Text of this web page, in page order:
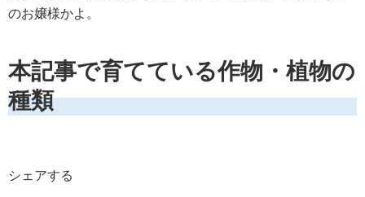
のお嬢様かよ。
本記事で育てている作物・植物の
種類
シェアする